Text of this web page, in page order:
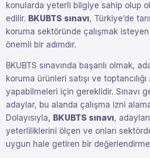
konularda yeterli bilgiye sahip olup
edilir. BKUBTS sınavı, Türkiye’de
koruma sektöründe çalışmak
önemli bir adımdır.
BKUBTS sınavında başarılı olmak,
koruma ürünleri satışı ve
yapabilmeleri için gereklidir. Sınavı
adaylar, bu alanda çalışma izni
Dolayısıyla, BKUBTS sınavı,
yeterliliklerini ölçen ve onları
uygun hale getiren bir değerlendirme